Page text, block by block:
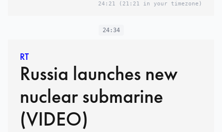
24:21 (21:21 in your timezone)
24:34
RT
Russia launches new
nuclear submarine
(VIDEO)